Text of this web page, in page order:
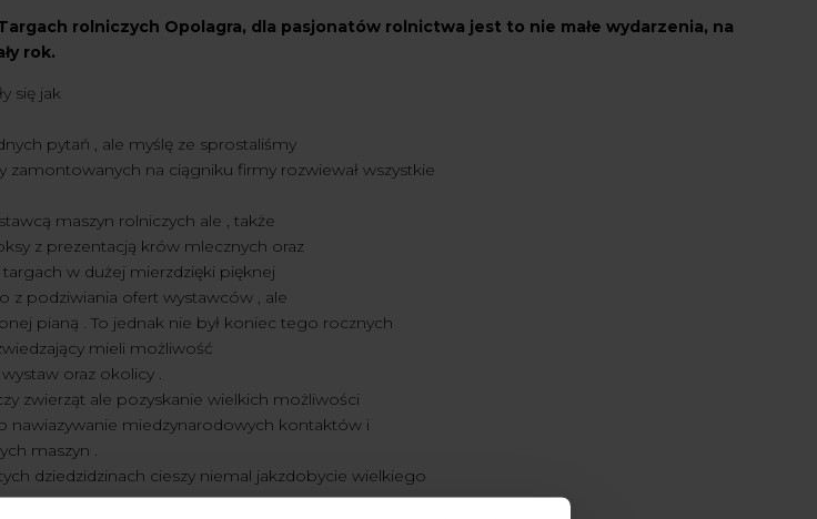
rolniczych Opolagra, dla pasjonatów rolnictwa jest to nie małe wydarzenia, na
rok.
się jak
pytań , ale myślę ze sprostaliśmy
zamontowanych na ciągniku firmy rozwiewał wszystkie
maszyn rolniczych ale , także
z prezentacją krów mlecznych oraz
w dużej mierzdzięki pięknej
z podziwiania ofert wystawców , ale
pianą . To jednak nie był koniec tego rocznych
mieli możliwość
oraz okolicy .
zwierząt ale pozyskanie wielkich możliwości
nawiazywanie miedzynarodowych kontaktów i
maszyn .
dziedzidzinach cieszy niemal jakzdobycie wielkiego